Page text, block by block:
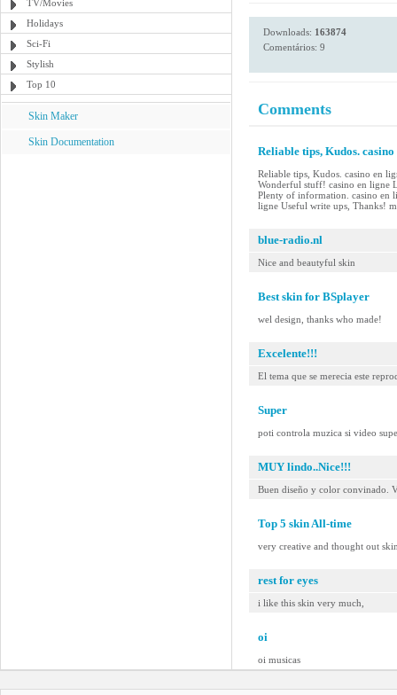
TV/Movies
Holidays
Sci-Fi
Stylish
Top 10
Skin Maker
Skin Documentation
Downloads: 163874
Comentários: 9
Comments
Reliable tips, Kudos.
Reliable tips, Kudos. casino en
Wonderful stuff! casino en ligne
Plenty of information. casino en
ligne Useful write ups, Thanks!
blue-radio.nl
Nice and beautyful skin
Best skin for BSplayer
wel design, thanks who made!
Excelente!!!
El tema que se merecia este
Super
poti controla muzica si video
MUY lindo..Nice!!!
Buen diseño y color convinado.
Top 5 skin All-time
very creative and thought out
rest for eyes
i like this skin very much,
oi
oi musicas